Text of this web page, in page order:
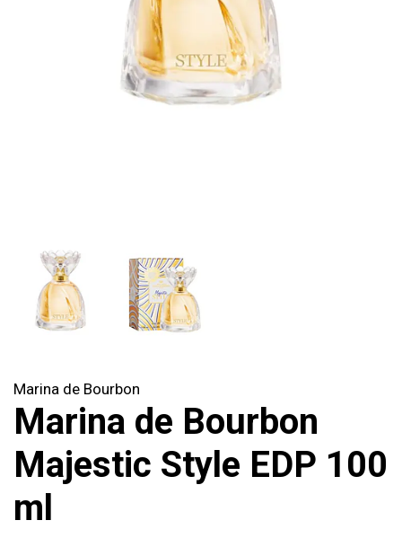
Marina de Bourbon
Marina de Bourbon
Majestic Style EDP 100
ml